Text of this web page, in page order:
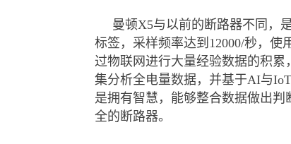
曼顿X5与以前的断路器不同，
标签，采样频率达到12000/秒，
过物联网进行大量经验数据的积
集分析全电量数据，并基于AI与
是拥有智慧，能够整合数据做出
全的断路器。